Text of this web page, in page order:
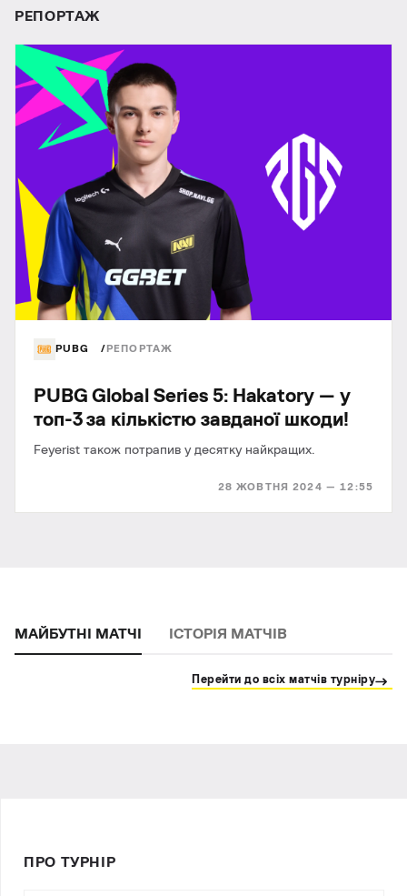
РЕПОРТАЖ
PUBG РЕПОРТАЖ
28 ЖОВТНЯ 2024 — 12:55
PUBG Global Series 5: Hakatory — у
топ-3 за кількістю завданої шкоди!
Feyerist також потрапив у десятку найкращих.
МАЙБУТНІ МАТЧІ ІСТОРІЯ МАТЧІВ
Перейти до всіх матчів турніру
ПРО ТУРНІР